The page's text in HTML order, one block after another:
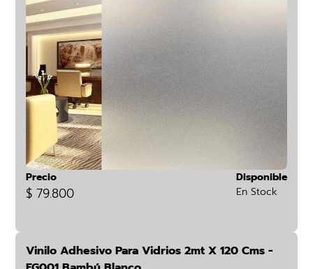
Precio
$ 79.800
Disponible
En Stock
Vinilo Adhesivo Para Vidrios 2mt X 120 Cms -